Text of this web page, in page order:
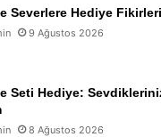
Severlere Hediye Fikirleri
9 Ağustos 2026
Seti Hediye:
8 Ağustos 2026